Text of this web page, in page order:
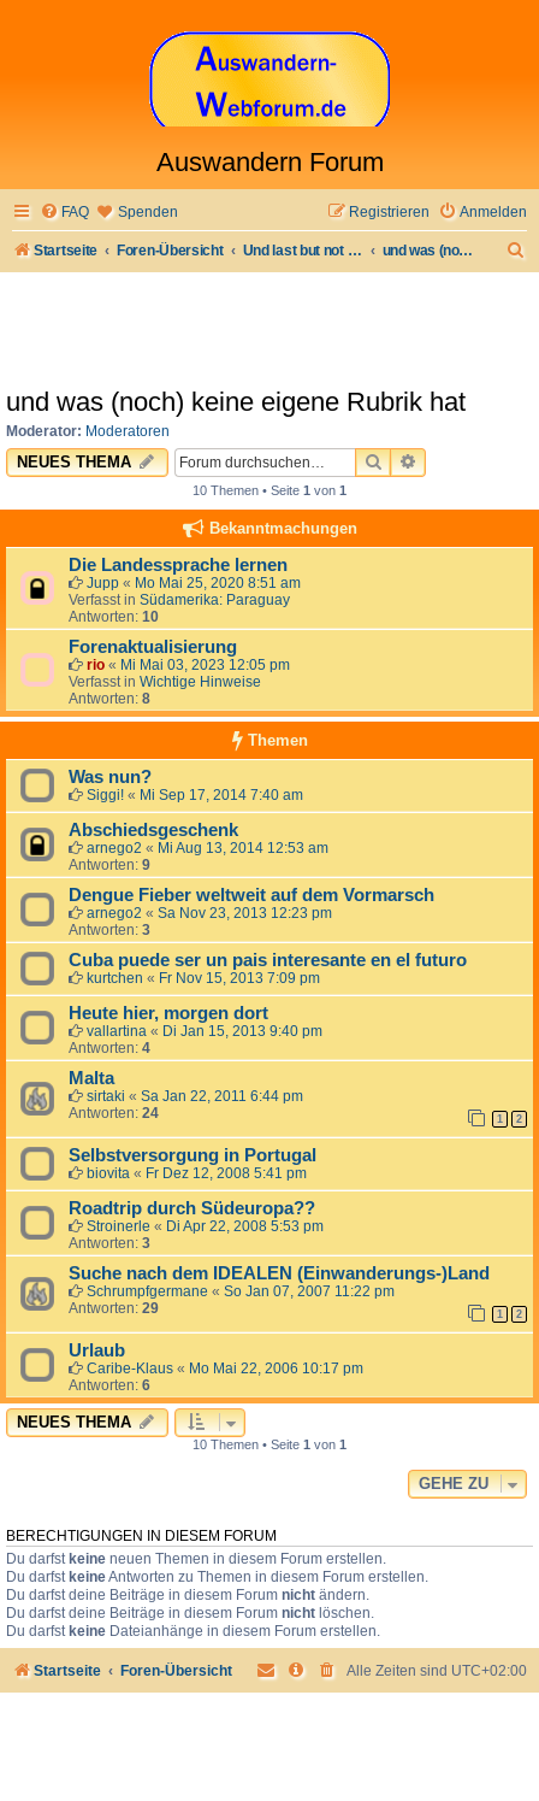
Auswandern Forum
FAQ Spenden Anmelden
Registrieren
Startseite Foren-Übersicht Und last but not least und was (noch) keine eigene Rubrik hat
und was (noch) keine eigene Rubrik hat
Moderator: Moderatoren
NEUES THEMA SUCHEERWEITERTE
10 Themen • Seite 1 von 1
Bekanntmachungen
Die Landessprache lernen
Jupp « Mo Mai 25, 2020 8:51 am
Verfasst in Südamerika: Paraguay
Antworten: 10
Forenaktualisierung
rio « Mi Mai 03, 2023 12:05 pm
Verfasst in Wichtige Hinweise
Antworten: 8
Themen
Was nun?
Siggi! « Mi Sep 17, 2014 7:40 am
Abschiedsgeschenk
arnego2 « Mi Aug 13, 2014 12:53 am
Antworten: 9
Dengue Fieber weltweit auf dem Vormarsch
arnego2 « Sa Nov 23, 2013 12:23 pm
Antworten: 3
Cuba puede ser un pais interesante en el futuro
kurtchen « Fr Nov 15, 2013 7:09 pm
Heute hier, morgen dort
vallartina « Di Jan 15, 2013 9:40 pm
Antworten: 4
Malta
sirtaki « Sa Jan 22, 2011 6:44 pm
Antworten: 24 1 2
Selbstversorgung in Portugal
biovita « Fr Dez 12, 2008 5:41 pm
Roadtrip durch Südeuropa??
Stroinerle « Di Apr 22, 2008 5:53 pm
Antworten: 3
Suche nach dem IDEALEN (Einwanderungs-)Land
Schrumpfgermane « So Jan 07, 2007 11:22 pm
Antworten: 29 1 2
Urlaub
Caribe-Klaus « Mo Mai 22, 2006 10:17 pm
Antworten: 6
NEUES THEMA
10 Themen • Seite 1 von 1
GEHE ZU
BERECHTIGUNGEN IN DIESEM FORUM
Du darfst keine neuen Themen in diesem Forum erstellen.
Du darfst keineAntworten zu Themen in diesem Forum erstellen.
Du darfst deine Beiträge in diesem Forum nicht ändern.
Du darfst deine Beiträge in diesem Forum nicht löschen.
Du darfst keine Dateianhänge in diesem Forum erstellen.
Startseite Foren-Übersicht Alle Zeiten sind UTC+02:00